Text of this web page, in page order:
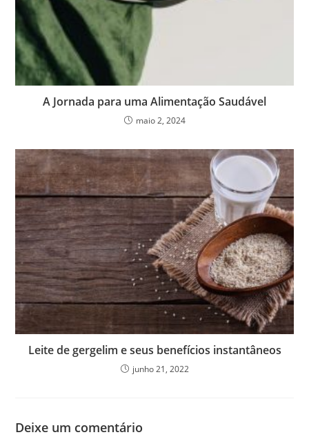
A Jornada para uma Alimentação Saudável
maio 2, 2024
Leite de gergelim e seus benefícios instantâneos
junho 21, 2022
Deixe um comentário